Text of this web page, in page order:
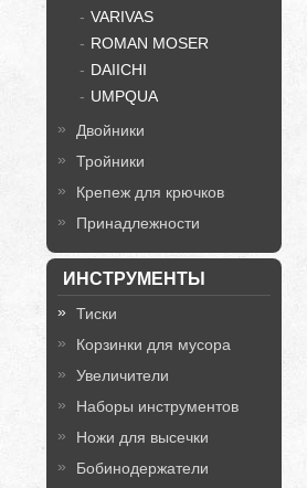
VARIVAS
ROMAN MOSER
DAIICHI
UMPQUA
Двойники
Тройники
Крепеж для крючков
Принадлежности
ИНСТРУМЕНТЫ
Тиски
Корзинки для мусора
Увеличители
Наборы инструментов
Ножи для высечки
Бобинодержатели